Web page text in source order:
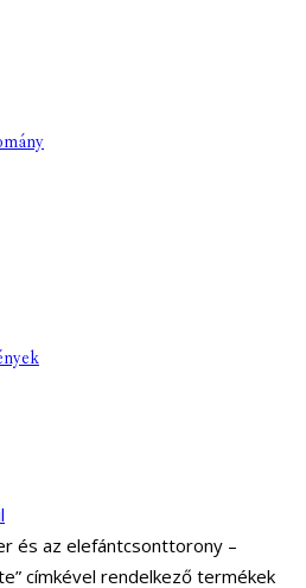
és az elefántcsonttorony –
címkével rendelkező termékek